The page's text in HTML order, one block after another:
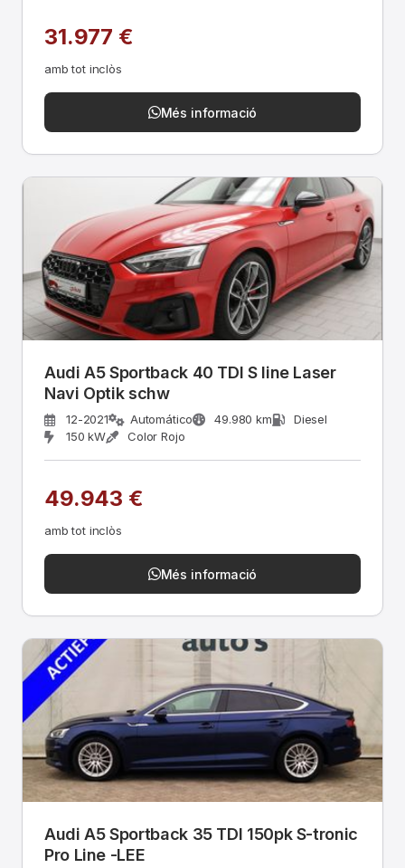
31.977 €
amb tot inclòs
Més informació
Audi A5 Sportback 40 TDI S line Laser
Navi Optik schw
12-2021 Automático 49.980 km
Diesel
150 kW
Color Rojo
49.943 €
amb tot inclòs
Més informació
Audi A5 Sportback 35 TDI 150pk S-tronic
Pro Line -LEE